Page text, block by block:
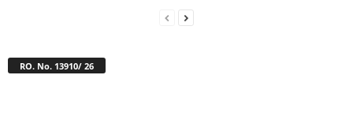
RO. No. 13910/ 26